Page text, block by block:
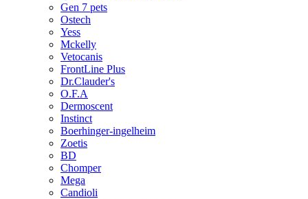
Gen 7 pets
Ostech
Yess
Mckelly
Vetocanis
FrontLine Plus
Dr.Clauder's
O.F.A
Dermoscent
Instinct
Boerhinger-ingelheim
Zoetis
BD
Chomper
Mega
Candioli